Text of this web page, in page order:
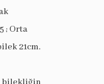
; Orta
21cm.